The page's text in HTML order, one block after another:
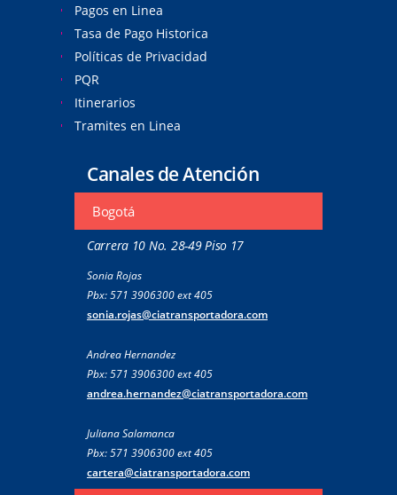
Pagos en Linea
Tasa de Pago Historica
Políticas de Privacidad
PQR
Itinerarios
Tramites en Linea
Canales de Atención
Bogotá
Carrera 10 No. 28-49 Piso 17
Sonia Rojas
Pbx: 571 3906300 ext 405
sonia.rojas@ciatransportadora.com
Andrea Hernandez
Pbx: 571 3906300 ext 405
andrea.hernandez@ciatransportadora.com
Juliana Salamanca
Pbx: 571 3906300 ext 405
cartera@ciatransportadora.com